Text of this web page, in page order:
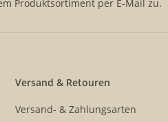
Produktsortiment per E-Mail zu.
Versand & Retouren
Versand- & Zahlungsarten